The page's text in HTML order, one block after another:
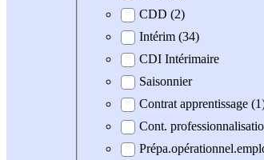
CDD (2)
Intérim (34)
CDI Intérimaire
Saisonnier
Contrat apprentissage
Cont.